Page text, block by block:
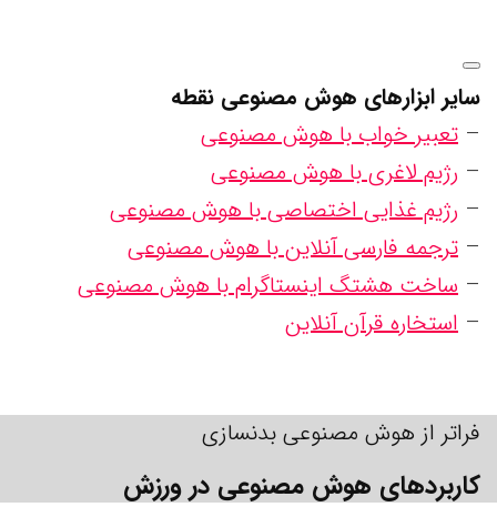
سایر ابزارهای هوش مصنوعی نقطه
– تعبیر خواب با هوش مصنوعی
– رژیم لاغری با هوش مصنوعی
– رژیم غذایی اختصاصی با هوش مصنوعی
– ترجمه فارسی آنلاین با هوش مصنوعی
– ساخت هشتگ اینستاگرام با هوش مصنوعی
– استخاره قرآن آنلاین
فراتر از هوش مصنوعی بدنسازی
کاربردهای هوش مصنوعی در ورزش